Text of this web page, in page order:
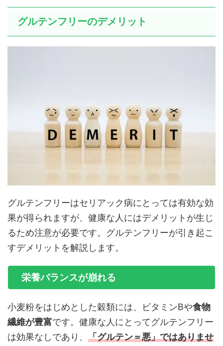
グルテンフリーのデメリット
グルテンフリーはセリアック病にとっては有効な効
果が得られますが、健康な人にはデメリットが生じ
るため注意が必要です。グルテンフリーが引き起こ
すデメリットを解説します。
栄養バランスが崩れる
小麦粉をはじめとした穀類には、ビタミンBや食物
繊維が豊富です。健康な人にとってグルテンフリー
は効果なしであり、 「グルテン＝悪」ではありませ